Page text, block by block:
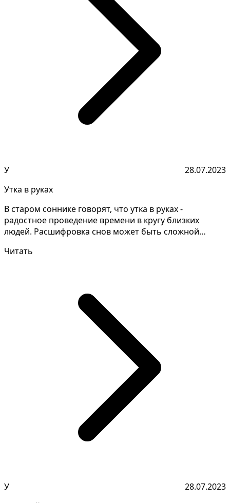
У
28.07.2023
Утка в руках
В старом соннике говорят, что утка в руках -
радостное проведение времени в кругу близких
людей. Расшифровка снов может быть сложной
Читать
У
28.07.2023